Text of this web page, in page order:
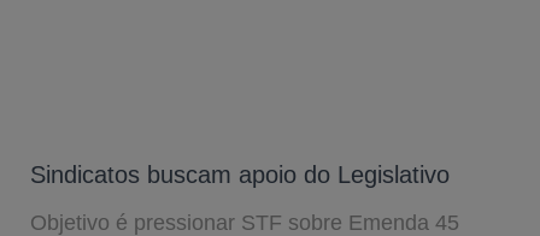
Sindicatos buscam apoio do Legislativo
Objetivo é pressionar STF sobre Emenda 45